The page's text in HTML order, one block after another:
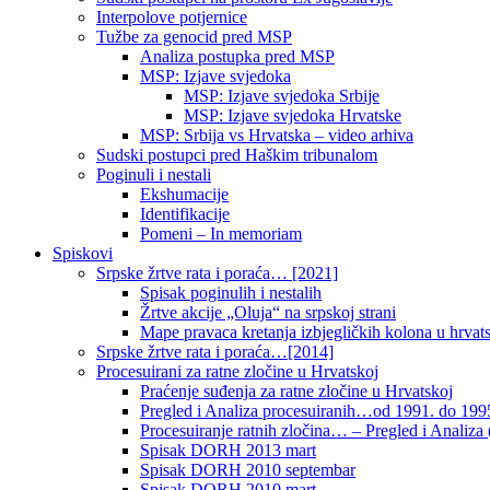
Interpolove potjernice
Tužbe za genocid pred MSP
Analiza postupka pred MSP
MSP: Izjave svjedoka
MSP: Izjave svjedoka Srbije
MSP: Izjave svjedoka Hrvatske
MSP: Srbija vs Hrvatska – video arhiva
Sudski postupci pred Haškim tribunalom
Poginuli i nestali
Ekshumacije
Identifikacije
Pomeni – In memoriam
Spiskovi
Srpske žrtve rata i poraća… [2021]
Spisak poginulih i nestalih
Žrtve akcije „Oluja“ na srpskoj strani
Mape pravaca kretanja izbjegličkih kolona u
Srpske žrtve rata i poraća…[2014]
Procesuirani za ratne zločine u Hrvatskoj
Praćenje suđenja za ratne zločine u Hrvatskoj
Pregled i Analiza procesuiranih…od 1991. do
Procesuiranje ratnih zločina… – Pregled i Analiza
Spisak DORH 2013 mart
Spisak DORH 2010 septembar